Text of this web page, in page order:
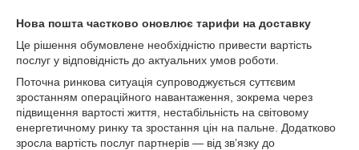
Нова пошта частково оновлює тарифи на доставку
Це рішення обумовлене необхідністю привести вартість
послуг у відповідність до актуальних умов роботи.
Поточна ринкова ситуація супроводжується суттєвим
зростанням операційного навантаження, зокрема через
підвищення вартості життя, нестабільність на світовому
енергетичному ринку та зростання цін на пальне. Додатково
зросла вартість послуг партнерів — від звʼязку до